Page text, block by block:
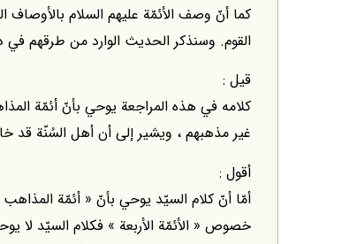
كما أنّ وصف الأئمّة عليهم السلام
القوم. وسنذكر الحديث الوارد من طرقهم
قيل :
كلامه في هذه المراجعة يوحي بأنّ أئمّة
غير مذهبهم ، ويشير إلى أن أهل السُنّة قد
أقول :
أمّا أنّ كلام السيّد يوحي بأنّ « أئمّة المذاهب
خصوص « الأئمّة الأربعة » فكلام السيّد لا